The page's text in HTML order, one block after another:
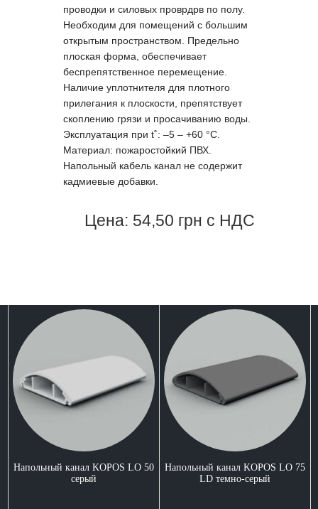
проводки и силовых проврдрв по полу.
Необходим для помещений с большим
открытым пространством. Предельно
плоская форма, обеспечивает
беспрепятственное перемещение.
Наличие уплотнителя для плотного
прилегания к плоскости, препятствует
скоплению грязи и просачиванию воды.
Эксплуатация при t˚: –5 – +60 °С.
Материал: пожаростойкий ПВХ.
Напольный кабель канал не содержит
кадмиевые добавки.
Цена: 54,50 грн с НДС
Напольный канал KOPOS LO 50
серый
Напольный канал KOPOS LO 75
LD темно-серый